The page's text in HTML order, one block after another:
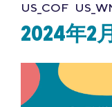
US_COF
2024年2